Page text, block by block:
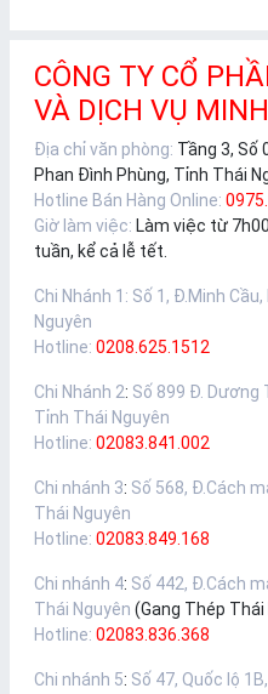
CÔNG TY CỔ
VÀ DỊCH VỤ
Địa chỉ văn phòng: Tầng 3, Số
Phan Đình Phùng, Tỉnh Thái
Hotline Bán Hàng Online:
Giờ làm việc: Làm việc từ
tuần, kể cả lễ tết.
Chi Nhánh 1 : Số 1, Đ.Minh
Nguyên
Hotline: 0208.625.1512
Chi Nhánh 2: Số 899 Đ. Dương
Tỉnh Thái Nguyên
Hotline: 02083.841.002
Chi nhánh 3: Số 568, Đ.Cách
Thái Nguyên
Hotline: 02083.849.168
Chi nhánh 4: Số 442, Đ.Cách
Thái Nguyên (Gang Thép Thái
Hotline: 02083.836.368
Chi nhánh 5: Số 47, Quốc lộ